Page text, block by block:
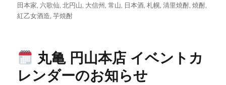
日:
ゴ
田本家, 六歌仙,北円山, 大信州 ,常山, 日本酒,札幌,清里焼酎,焼酎,
紅乙女酒造,芋焼酎
丸亀 円山本店 イベントカ
レンダーのお知らせ